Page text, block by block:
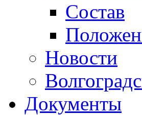
Состав
Новости
Документы